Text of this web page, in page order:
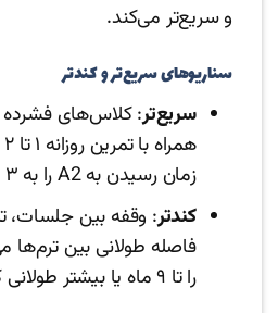
و سریع‌تر می‌کند.
سناریوهای سریع‌تر و کندتر
سریع‌تر: کلاس‌های
زمان رسیدن به A2 را به ۳ ماه کاهش دهند.
کندتر: وقفه بین جلسات،
فاصله طولانی بین ترم‌ها
را تا ۹ ماه یا بیشتر طولانی کند.